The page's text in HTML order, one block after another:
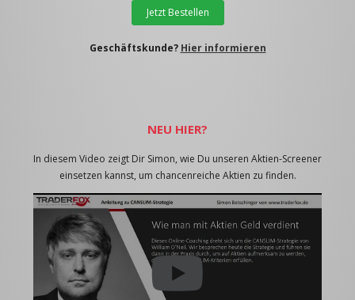
Jetzt Bestellen
Geschäftskunde? Hier informieren
NEU HIER?
In diesem Video zeigt Dir Simon, wie Du unseren Aktien-Screener
einsetzen kannst, um chancenreiche Aktien zu finden.